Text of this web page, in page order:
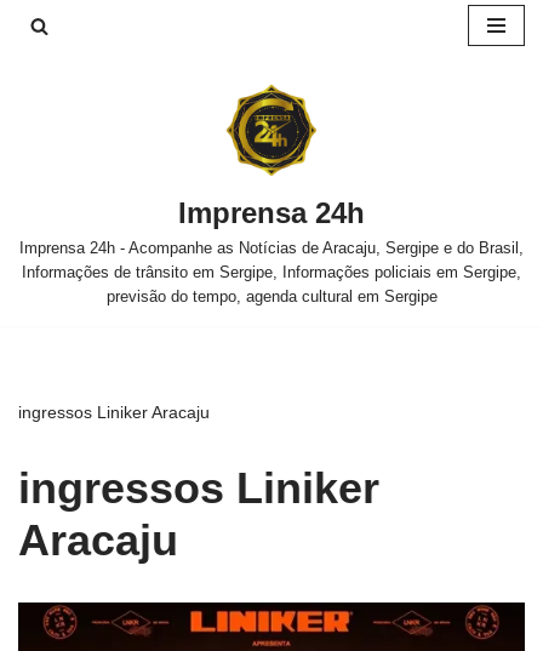
Imprensa 24h
Imprensa 24h - Acompanhe as Notícias de Aracaju, Sergipe e do Brasil,
Informações de trânsito em Sergipe, Informações policiais em Sergipe,
previsão do tempo, agenda cultural em Sergipe
ingressos Liniker Aracaju
ingressos Liniker
Aracaju